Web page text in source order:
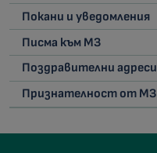
Покани и уведомления
Писма към МЗ
Поздравителни адреси
Признателност от МЗ